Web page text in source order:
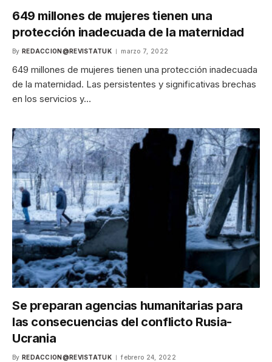
649 millones de mujeres tienen una
protección inadecuada de la maternidad
By REDACCION@REVISTATUK marzo 7, 2022
649 millones de mujeres tienen una protección inadecuada
de la maternidad. Las persistentes y significativas brechas
en los servicios y…
Se preparan agencias humanitarias para
las consecuencias del conflicto Rusia-
Ucrania
By REDACCION@REVISTATUK febrero 24, 2022